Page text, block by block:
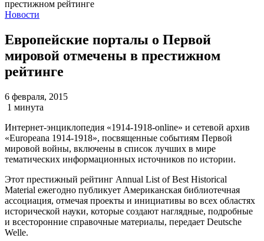
Новости
Европейские порталы о Первой
мировой отмечены в престижном
рейтинге
6 февраля, 2015
1 минута
Интернет-энциклопедия «1914-1918-online» и сетевой архив
«Europeanа 1914-1918», посвященные событиям Первой
мировой войны, включены в список лучших в мире
тематических информационных источников по истории.
Этот престижный рейтинг Annual List of Best Historical
Material ежегодно публикует Американская библиотечная
ассоциация, отмечая проекты и инициативы во всех областях
исторической науки, которые создают наглядные, подробные
и всесторонние справочные материалы, передает Deutsche
Welle.